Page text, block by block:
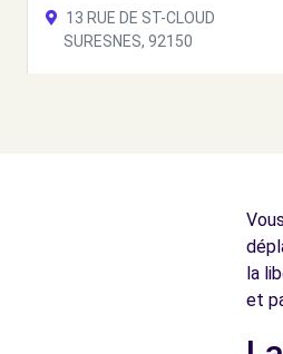
13 RUE DE ST-CLOUD
SURESNES, 92150
Free2move Rent - S&You -
la
et